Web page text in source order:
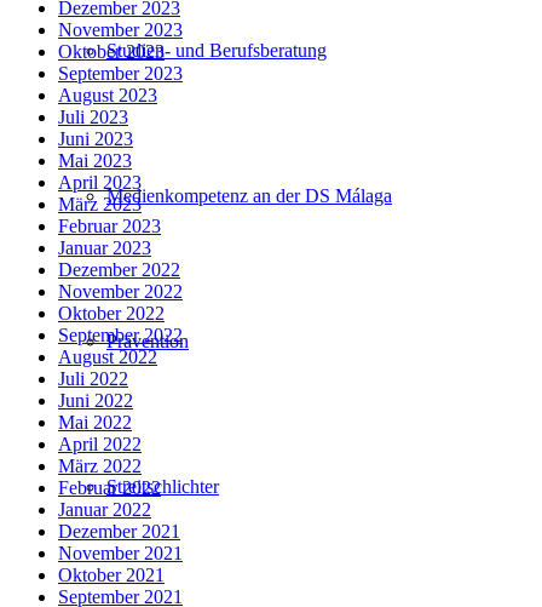
Studien- und Berufsberatung
Medienkompetenz an der DS Málaga
Prävention
Streitschlichter
Dezember 2023
November 2023
Oktober 2023
September 2023
August 2023
Juli 2023
Juni 2023
Mai 2023
April 2023
März 2023
Februar 2023
Januar 2023
Dezember 2022
November 2022
Oktober 2022
September 2022
August 2022
Juli 2022
Juni 2022
Mai 2022
April 2022
März 2022
Februar 2022
Januar 2022
Dezember 2021
November 2021
Oktober 2021
September 2021